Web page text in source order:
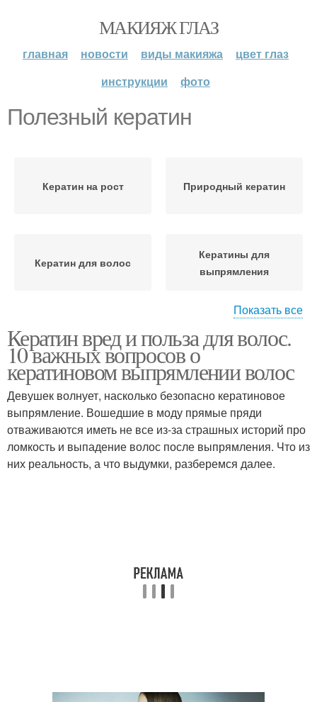
МАКИЯЖ ГЛАЗ
главная новости виды макияжа
цвет глаз
инструкции
фото
Полезный кератин
Кератин на рост Природный кератин
Кератин для волос
Кератины для
выпрямления
Средства с кератином
выпрямления
Растительный кератин Шампуни с кератином
Показать все
Кератин вред и польза для волос.
10 важных вопросов о
кератиновом выпрямлении волос
Девушек волнует, насколько безопасно кератиновое
выпрямление. Вошедшие в моду прямые пряди
отваживаются иметь не все из-за страшных историй про
ломкость и выпадение волос после выпрямления. Что из
них реальность, а что выдумки, разберемся далее.